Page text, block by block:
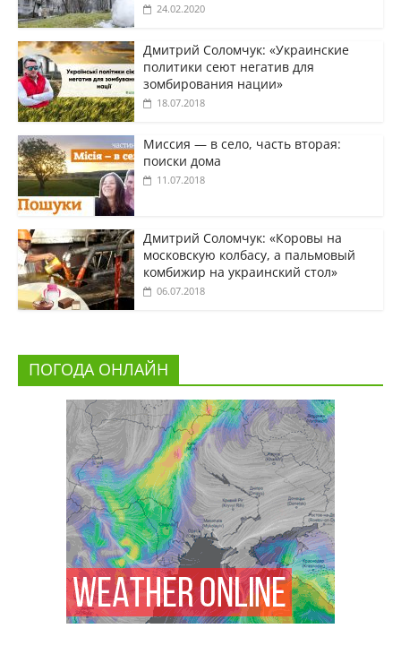
24.02.2020
Дмитрий Соломчук: «Украинские
политики сеют негатив для
зомбирования нации»
18.07.2018
Миссия — в село, часть вторая:
поиски дома
11.07.2018
Дмитрий Соломчук: «Коровы на
московскую колбасу, а пальмовый
комбижир на украинский стол»
06.07.2018
ПОГОДА ОНЛАЙН